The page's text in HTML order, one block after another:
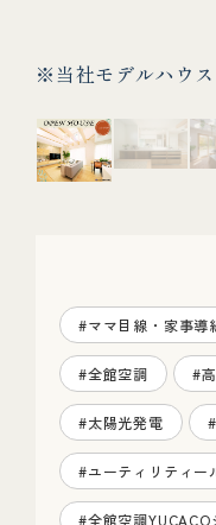
※当社モデルハウス
#ママ目線・家事導
#全館空調 #
#太陽光発電
#ユーティリティー
#全館空調YUCACO